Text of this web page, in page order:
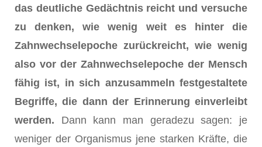
das deutliche Gedächtnis reicht und versuche
zu denken, wie wenig weit es hinter die
Zahnwechselepoche zurückreicht, wie wenig
also vor der Zahnwechselepoche der Mensch
fähig ist, in sich anzusammeln festgestaltete
Begriffe, die dann der Er­innerung einverleibt
werden. Dann kann man geradezu sagen: je
weniger der Organismus jene starken Kräfte, die